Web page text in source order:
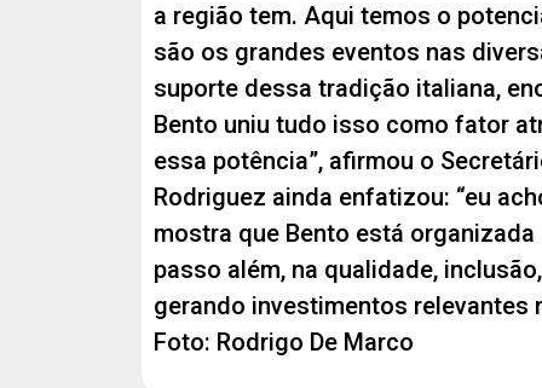
a região tem. Aqui temos o
são os grandes eventos nas
suporte dessa tradição italiana,
Bento uniu tudo isso como fator
essa potência”, afirmou o
Rodriguez ainda enfatizou: “eu
mostra que Bento está
passo além, na qualidade,
gerando investimentos relevantes
Foto: Rodrigo De Marco